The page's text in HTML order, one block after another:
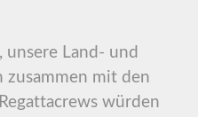
unsere Land- und
zusammen mit den
würden